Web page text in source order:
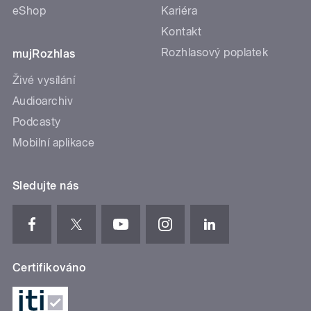
eShop
mujRozhlas
Živé vysílání
Audioarchiv
Podcasty
Mobilní aplikace
Kariéra
Kontakt
Rozhlasový poplatek
Sledujte nás
Certifikováno